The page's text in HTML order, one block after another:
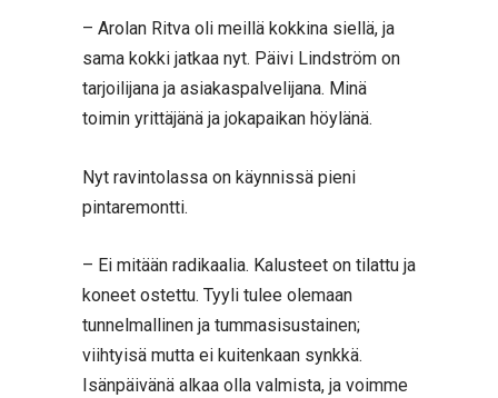
– Arolan Ritva oli meillä kokkina siellä, ja
sama kokki jatkaa nyt. Päivi Lindström on
tarjoilijana ja asiakaspalvelijana. Minä
toimin yrittäjänä ja jokapaikan höylänä.
Nyt ravintolassa on käynnissä pieni
pintaremontti.
– Ei mitään radikaalia. Kalusteet on tilattu ja
koneet ostettu. Tyyli tulee olemaan
tunnelmallinen ja tummasisustainen;
viihtyisä mutta ei kuitenkaan synkkä.
Isänpäivänä alkaa olla valmista, ja voimme